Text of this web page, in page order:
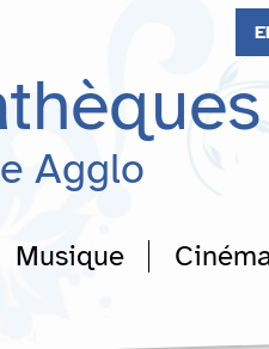
thèques
Agglo
Musique